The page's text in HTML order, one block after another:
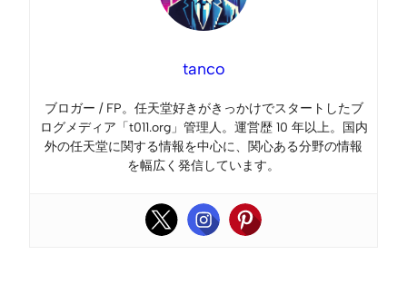
tanco
ブロガー / FP。任天堂好きがきっかけでスタートしたブ
ログメディア「t011.org」管理人。運営歴 10 年以上。国内
外の任天堂に関する情報を中心に、関心ある分野の情報
を幅広く発信しています。